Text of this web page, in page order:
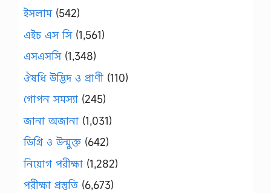
ইসলাম(542)
এইচ এস সি(1,561)
এসএসসি(1,348)
ঔষধি উদ্ভিদ ও প্রাণী (110)
গোপন সমস্যা (245)
জানা অজানা (1,031)
ডিগ্রি ও উন্মুক্ত (642)
নিয়োগ পরীক্ষা (1,282)
পরীক্ষা প্রস্তুতি (6,673)